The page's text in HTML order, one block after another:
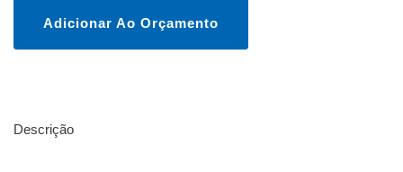
Adicionar Ao Orçamento
Descrição